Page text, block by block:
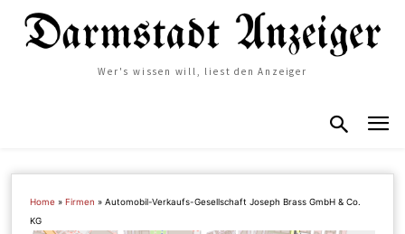
Wer's wissen will, liest den Anzeiger
Home »Firmen »Automobil-Verkaufs-Gesellschaft Joseph Brass GmbH & Co.
KG